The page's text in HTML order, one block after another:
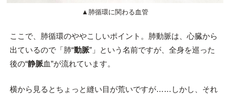
▲肺循環に関わる血管
ここで、肺循環のややこしいポイント。肺動脈は、心臓から
出ているので「肺“動脈”」という名前ですが、全身を巡った
後の“静脈血”が流れています。
横から見るとちょっと縫い目が荒いですが……しかし、それ